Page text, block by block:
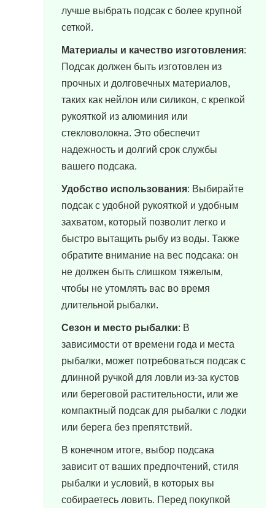
лучше выбрать подсак с более крупной
сеткой.
Материалы и качество изготовления:
Подсак должен быть изготовлен из
прочных и долговечных материалов,
таких как нейлон или силикон, с крепкой
рукояткой из алюминия или
стекловолокна. Это обеспечит
надежность и долгий срок службы
вашего подсака.
Удобство использования: Выбирайте
подсак с удобной рукояткой и удобным
захватом, который позволит легко и
быстро вытащить рыбу из воды. Также
обратите внимание на вес подсака: он
не должен быть слишком тяжелым,
чтобы не утомлять вас во время
длительной рыбалки.
Сезон и место рыбалки: В
зависимости от времени года и места
рыбалки, может потребоваться подсак с
длинной ручкой для ловли из-за кустов
или береговой растительности, или же
компактный подсак для рыбалки с лодки
или берега без препятствий.
В конечном итоге, выбор подсака
зависит от ваших предпочтений, стиля
рыбалки и условий, в которых вы
собираетесь ловить. Перед покупкой